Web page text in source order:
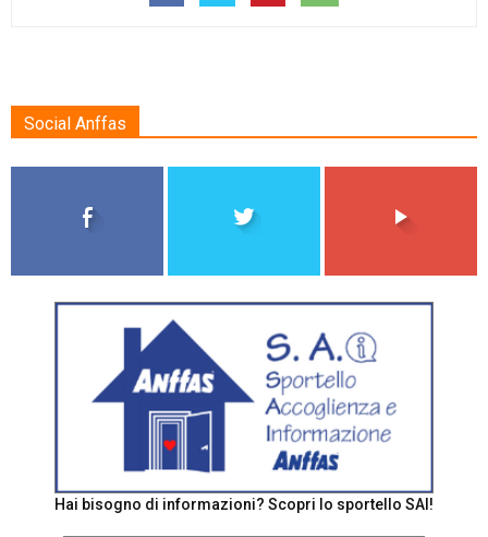
Social Anffas
Hai bisogno di informazioni? Scopri lo sportello SAI!